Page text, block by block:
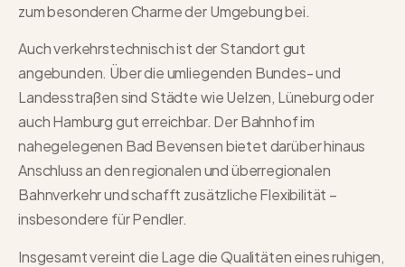
zum besonderen Charme der Umgebung bei.
Auch verkehrstechnisch ist der Standort gut
angebunden. Über die umliegenden Bundes- und
Landesstraßen sind Städte wie Uelzen, Lüneburg oder
auch Hamburg gut erreichbar. Der Bahnhof im
nahegelegenen Bad Bevensen bietet darüber hinaus
Anschluss an den regionalen und überregionalen
Bahnverkehr und schafft zusätzliche Flexibilität –
insbesondere für Pendler.
Insgesamt vereint die Lage die Qualitäten eines ruhigen,